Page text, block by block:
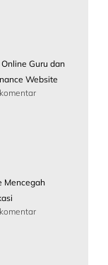
Guru dan
Website
Mencegah